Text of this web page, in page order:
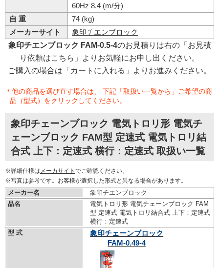
60Hz 8.4 (m/分)
自 重
74 (kg)
メーカーサイト
象印チエンブロック
象印チエンブロック FAM-0.5-4のお見積りは右の「お見積
り依頼はこちら」よりお気軽にお申し出ください。
ご購入の場合は「カートに入れる」よりお進みください。
＊他の商品を選び直す場合は、 下記「取扱い一覧から」ご希望の商
品（型式）をクリックしてください。
象印チェーンブロック 電気トロリ形 電気チ
ェーンブロック FAM型 定速式 電気トロリ結
合式 上下：定速式 横行：定速式 取扱い一覧
※詳細仕様は メーカサイト でご確認ください。
※写真は参考です。お客様が選択した形式と異なる場合があります。
メーカー名
象印チエンブロック
品名
電気トロリ形 電気チェーンブロック FAM
型 定速式 電気トロリ結合式 上下：定速式
横行：定速式
型 式
象印チェーンブロック
FAM-0.49-4